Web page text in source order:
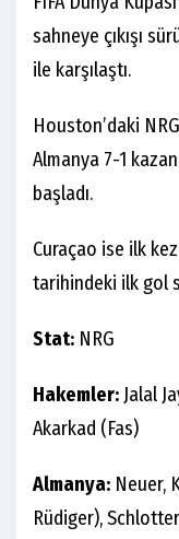
sahneye çıkışı
ile karşılaştı.
Houston’daki
Almanya 7-1
başladı.
Curaçao ise ilk
tarihindeki ilk gol
Stat: NRG
Hakemler: Jalal
Akarkad (Fas)
Almanya: Neuer,
Rüdiger),